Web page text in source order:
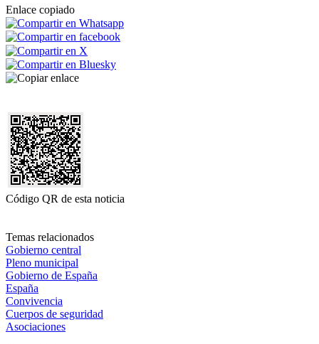
Enlace copiado
Código QR de esta noticia
Temas relacionados
Gobierno central
Pleno municipal
Gobierno de España
España
Convivencia
Cuerpos de seguridad
Asociaciones